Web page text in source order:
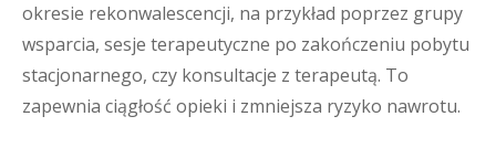
okresie rekonwalescencji, na przykład poprzez grupy
wsparcia, sesje terapeutyczne po zakończeniu pobytu
stacjonarnego, czy konsultacje z terapeutą. To
zapewnia ciągłość opieki i zmniejsza ryzyko nawrotu.